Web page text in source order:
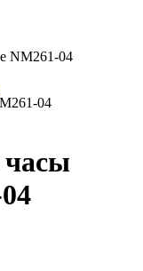
NM261-04